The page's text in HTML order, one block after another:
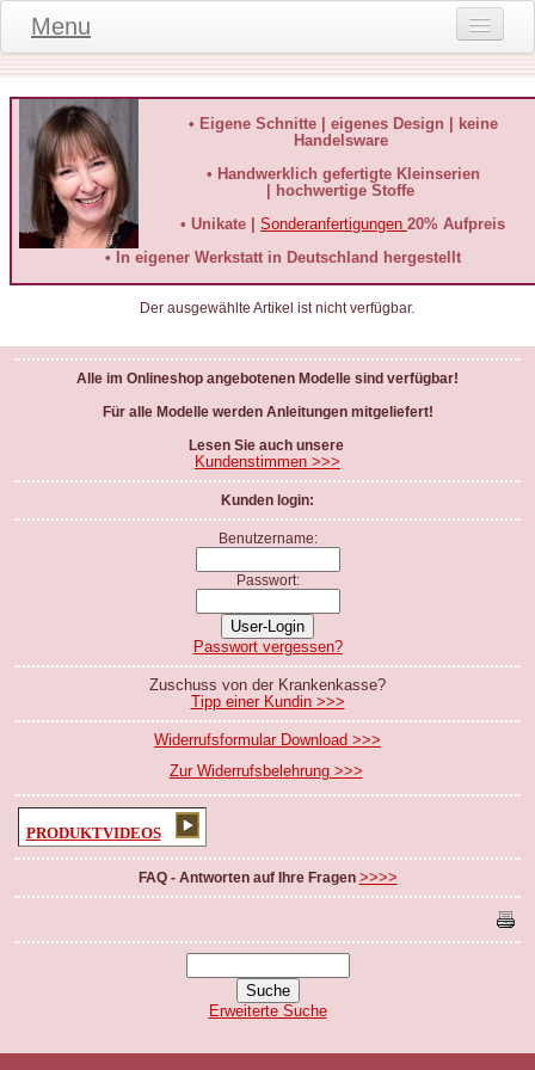
Menu
Produktinformationen
Kundeninformationen
häufige Fragen
Kontakt
Datenschutz
Widerruf-Formular
Widerrufsbelehrung
• Eigene Schnitte | eigenes Design | keine
Handelsware
• Handwerklich gefertigte Kleinserien
| hochwertige Stoffe
• Unikate | Sonderanfertigungen 20% Aufpreis
• In eigener Werkstatt in Deutschland hergestellt
Der ausgewählte Artikel ist nicht verfügbar.
Alle im Onlineshop angebotenen Modelle sind verfügbar!
Für alle Modelle werden Anleitungen mitgeliefert!
Lesen Sie auch unsere
Kundenstimmen >>>
Kunden login:
Benutzername:
Passwort:
Passwort vergessen?
Zuschuss von der Krankenkasse?
Tipp einer Kundin >>>
Widerrufsformular Download >>>
Zur Widerrufsbelehrung >>>
PRODUKTVIDEOS
FAQ - Antworten auf Ihre Fragen >>>>
Erweiterte Suche